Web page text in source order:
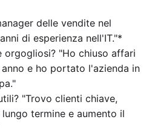
delle vendite nel
di esperienza nell'IT."*
orgogliosi? "Ho chiuso affari
e ho portato l'azienda in
"Trovo clienti chiave,
termine e aumento il